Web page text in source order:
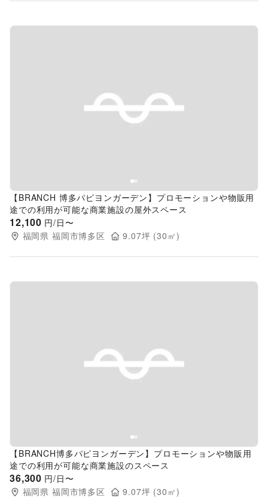
Previous slide
【BRANCH 博多パピヨンガーデン】プロモーションや物販用
途での利用が可能な商業施設の屋外スペース
12,100 円/日〜
福岡県 福岡市博多区 9.07坪 (30 ㎡)
Previous slide
【BRANCH博多パピヨンガーデン】プロモーションや物販用
途での利用が可能な商業施設のスペース
36,300 円/日〜
福岡県 福岡市博多区 9.07坪 (30 ㎡)